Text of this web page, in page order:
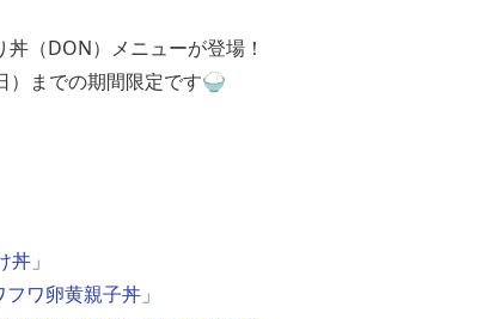
（DON）メニューが登場！
）までの期間限定です🍚
」
ワ卵黄親子丼」